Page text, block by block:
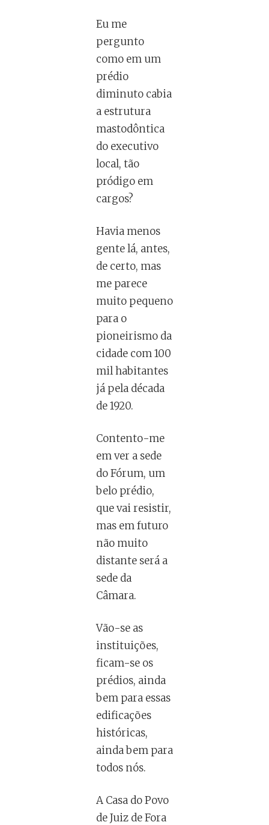
Eu me
pergunto
como em um
prédio
diminuto cabia
a estrutura
mastodôntica
do executivo
local, tão
pródigo em
cargos?
Havia menos
gente lá, antes,
de certo, mas
me parece
muito pequeno
para o
pioneirismo da
cidade com 100
mil habitantes
já pela década
de 1920.
Contento-me
em ver a sede
do Fórum, um
belo prédio,
que vai resistir,
mas em futuro
não muito
distante será a
sede da
Câmara.
Vão-se as
instituições,
ficam-se os
prédios, ainda
bem para essas
edificações
históricas,
ainda bem para
todos nós.
A Casa do Povo
de Juiz de Fora